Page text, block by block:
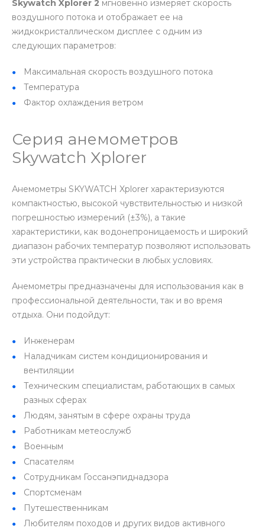
Skywatch Xplorer 2 мгновенно измеряет скорость
воздушного потока и отображает ее на
жидкокристаллическом дисплее с одним из
следующих параметров:
Максимальная скорость воздушного потока
Температура
Фактор охлаждения ветром
Серия анемометров
Skywatch Xplorer
Анемометры SKYWATCH Xplorer характеризуются
компактностью, высокой чувствительностью и низкой
погрешностью измерений (±3%), а такие
характеристики, как водонепроницаемость и широкий
диапазон рабочих температур позволяют использовать
эти устройства практически в любых условиях.
Анемометры предназначены для использования как в
профессиональной деятельности, так и во время
отдыха. Они подойдут:
Инженерам
Наладчикам систем кондиционирования и
вентиляции
Техническим специалистам, работающих в самых
разных сферах
Людям, занятым в сфере охраны труда
Работникам метеослужб
Военным
Спасателям
Сотрудникам Госсанэпиднадзора
Спортсменам
Путешественникам
Любителям походов и других видов активного